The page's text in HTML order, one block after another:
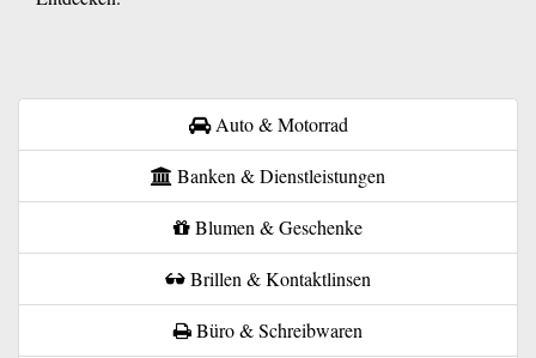
Auto & Motorrad
Banken & Dienstleistungen
Blumen & Geschenke
Brillen & Kontaktlinsen
Büro & Schreibwaren